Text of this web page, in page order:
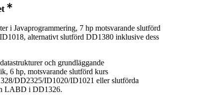
i Javaprogrammering, 7 hp motsvarande slutförd
alternativt slutförd DD1380 inklusive dess
och grundläggande
6 hp, motsvarande slutförd kurs
DD2325/ID1020/ID1021 eller slutförda
LABD i DD1326.